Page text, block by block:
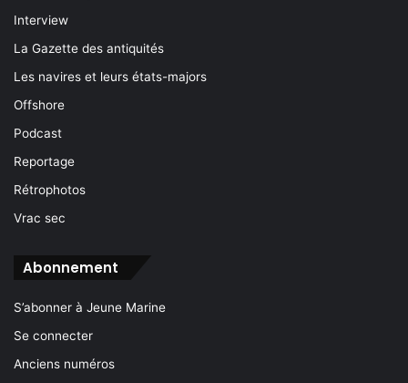
Interview
La Gazette des antiquités
Les navires et leurs états-majors
Offshore
Podcast
Reportage
Rétrophotos
Vrac sec
Abonnement
S’abonner à Jeune Marine
Se connecter
Anciens numéros